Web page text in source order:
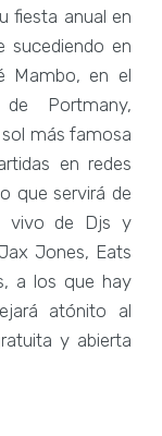
fiesta anual en
sucediendo en
Mambo, en el
Portmany,
más famosa
en redes
que servirá de
vivo de Djs y
Jones, Eats
a los que hay
atónito al
y abierta